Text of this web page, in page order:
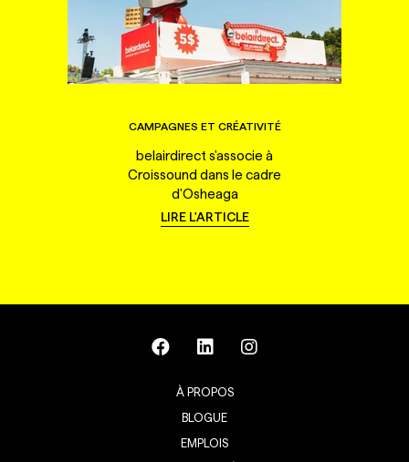
CAMPAGNES ET CRÉATIVITÉ
belairdirect s'associe à
Croissound dans le cadre
d'Osheaga
LIRE L'ARTICLE
À PROPOS
BLOGUE
EMPLOIS